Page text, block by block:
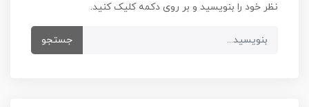
نظر خود را بنویسید و بر روی دکمه کلیک کنید.
جستجو